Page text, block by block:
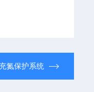
氮保护系统